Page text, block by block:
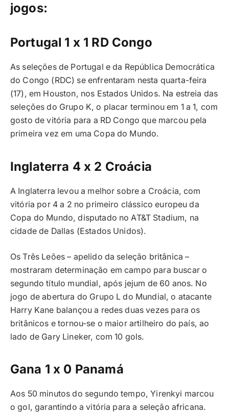
jogos:
Portugal 1 x 1 RD Congo
As seleções de Portugal e da República Democrática
do Congo (RDC) se enfrentaram nesta quarta-feira
(17), em Houston, nos Estados Unidos. Na estreia das
seleções do Grupo K, o placar terminou em 1 a 1, com
gosto de vitória para a RD Congo que marcou pela
primeira vez em uma Copa do Mundo.
Inglaterra 4 x 2 Croácia
A Inglaterra levou a melhor sobre a Croácia, com
vitória por 4 a 2 no primeiro clássico europeu da
Copa do Mundo, disputado no AT&T Stadium, na
cidade de Dallas (Estados Unidos).
Os Três Leões – apelido da seleção britânica –
mostraram determinação em campo para buscar o
segundo título mundial, após jejum de 60 anos. No
jogo de abertura do Grupo L do Mundial, o atacante
Harry Kane balançou a redes duas vezes para os
britânicos e tornou-se o maior artilheiro do país, ao
lado de Gary Lineker, com 10 gols.
Gana 1 x 0 Panamá
Aos 50 minutos do segundo tempo, Yirenkyi marcou
o gol, garantindo a vitória para a seleção africana.